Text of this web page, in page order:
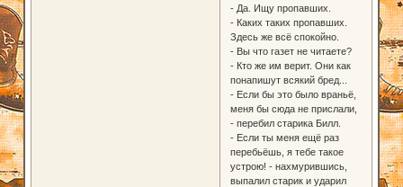
- Да. Ищу пропавших.
- Каких таких пропавших.
Здесь же всё спокойно.
- Вы что газет не читаете?
- Кто же им верит. Они как
понапишут всякий бред...
- Если бы это было враньё,
меня бы сюда не прислали,
- перебил старика Билл.
- Если ты меня ещё раз
перебьёшь, я тебе такое
устрою! - нахмурившись,
выпалил старик и ударил